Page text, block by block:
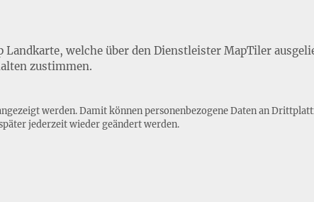
Landkarte, welche über den Dienstleister MapTiler
zustimmen.
werden. Damit können personenbezogene Daten an
jederzeit wieder geändert werden.